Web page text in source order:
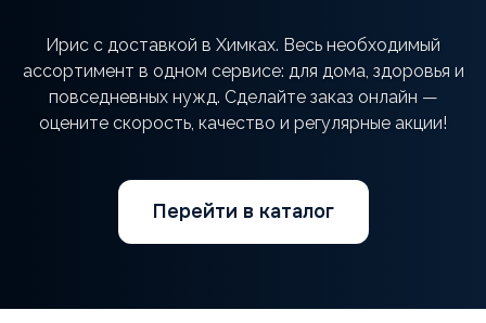
Ирис с доставкой в Химках. Весь необходимый
ассортимент в одном сервисе: для дома, здоровья и
повседневных нужд. Сделайте заказ онлайн —
оцените скорость, качество и регулярные акции!
Перейти в каталог